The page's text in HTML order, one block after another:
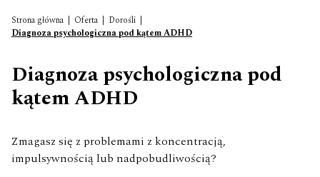
Strona główna | Oferta | Dorośli |
Diagnoza psychologiczna pod kątem ADHD
Diagnoza psychologiczna pod
kątem ADHD
Zmagasz się z problemami z koncentracją,
impulsywnością lub nadpobudliwością?